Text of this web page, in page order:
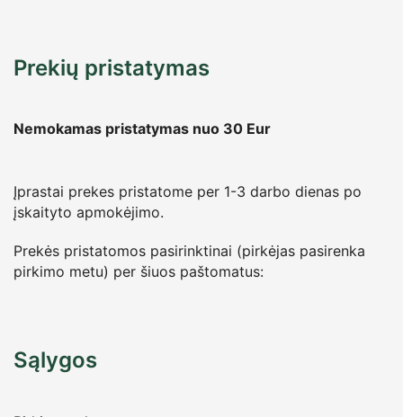
Prekių pristatymas
Nemokamas pristatymas nuo 30 Eur
Įprastai prekes pristatome per 1-3 darbo dienas po
įskaityto apmokėjimo.
Prekės pristatomos pasirinktinai (pirkėjas pasirenka
pirkimo metu) per šiuos paštomatus:
Sąlygos